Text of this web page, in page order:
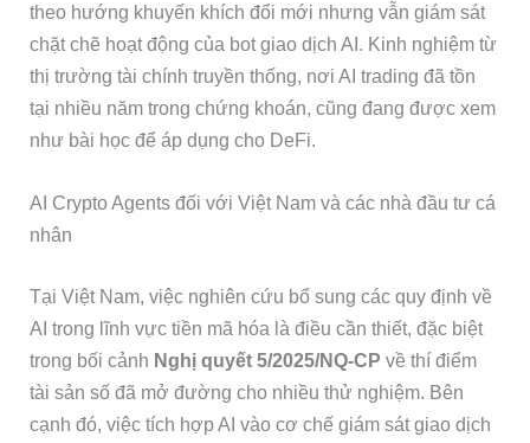
theo hướng khuyến khích đổi mới nhưng vẫn giám sát
chặt chẽ hoạt động của bot giao dịch AI. Kinh nghiệm từ
thị trường tài chính truyền thống, nơi AI trading đã tồn
tại nhiều năm trong chứng khoán, cũng đang được xem
như bài học để áp dụng cho DeFi.
AI Crypto Agents đối với Việt Nam và các nhà đầu tư cá
nhân
Tại Việt Nam, việc nghiên cứu bổ sung các quy định về
AI trong lĩnh vực tiền mã hóa là điều cần thiết, đặc biệt
trong bối cảnh Nghị quyết 5/2025/NQ-CP về thí điểm
tài sản số đã mở đường cho nhiều thử nghiệm. Bên
cạnh đó, việc tích hợp AI vào cơ chế giám sát giao dịch